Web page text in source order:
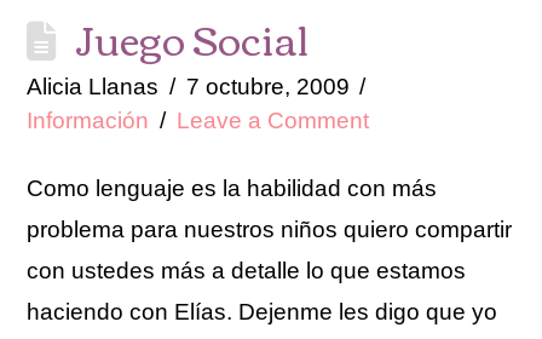
Juego Social
Alicia Llanas
7 octubre, 2009
Información
Leave a Comment
Como lenguaje es la habilidad con más
problema para nuestros niños quiero compartir
con ustedes más a detalle lo que estamos
haciendo con Elías. Dejenme les digo que yo